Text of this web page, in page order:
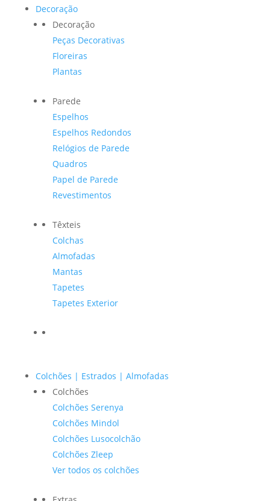
Decoração
Decoração
Peças Decorativas
Floreiras
Plantas
Parede
Espelhos
Espelhos Redondos
Relógios de Parede
Quadros
Papel de Parede
Revestimentos
Têxteis
Colchas
Almofadas
Mantas
Tapetes
Tapetes Exterior
Colchões | Estrados | Almofadas
Colchões
Colchões Serenya
Colchões Mindol
Colchões Lusocolchão
Colchões Zleep
Ver todos os colchões